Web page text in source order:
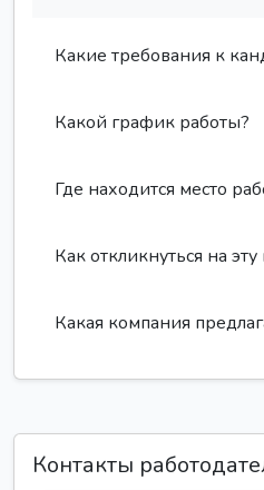
Какие требования к
Какой график работы?
Где находится место
Как откликнуться на
Какая компания
Контакты